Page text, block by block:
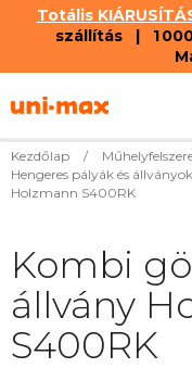
Totális
szállítás | 1
tartalomhoz
Kezdőlap /
Hengeres pályák és állványok
Holzmann S400RK
Kombi
állvány
S400RK